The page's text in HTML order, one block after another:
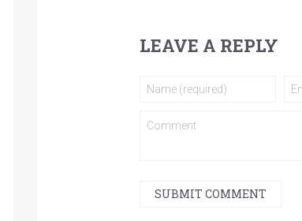
LEAVE A REPLY
SUBMIT COMMENT